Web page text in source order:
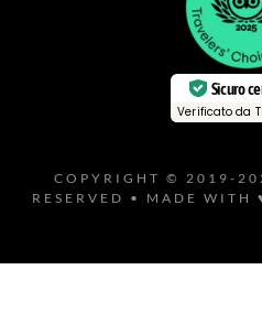
Sicuro
Verificato da
COPYRIGHT © 2019-
RESERVED • MADE WITH